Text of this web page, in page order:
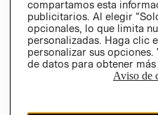
Uruguay ($U)
compartamos esta
publicitarios. Al elegir
opcionales, lo que limita
personalizadas. Haga clic
personalizar sus
de datos para obtener más
Aviso de